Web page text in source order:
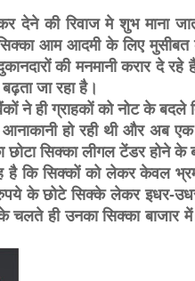
की रिवाज मे शुभ माना
आम आदमी के लिए
की मनमानी करार दे रहे हैं।
जा रहा है।
ने ही ग्राहकों को नोट के बदले
हो रही थी और अब
सिक्का लीगल टेंडर होने के
है कि सिक्कों को लेकर केवल
के छोटे सिक्के लेकर इधर-
ही उनका सिक्का बाजार में